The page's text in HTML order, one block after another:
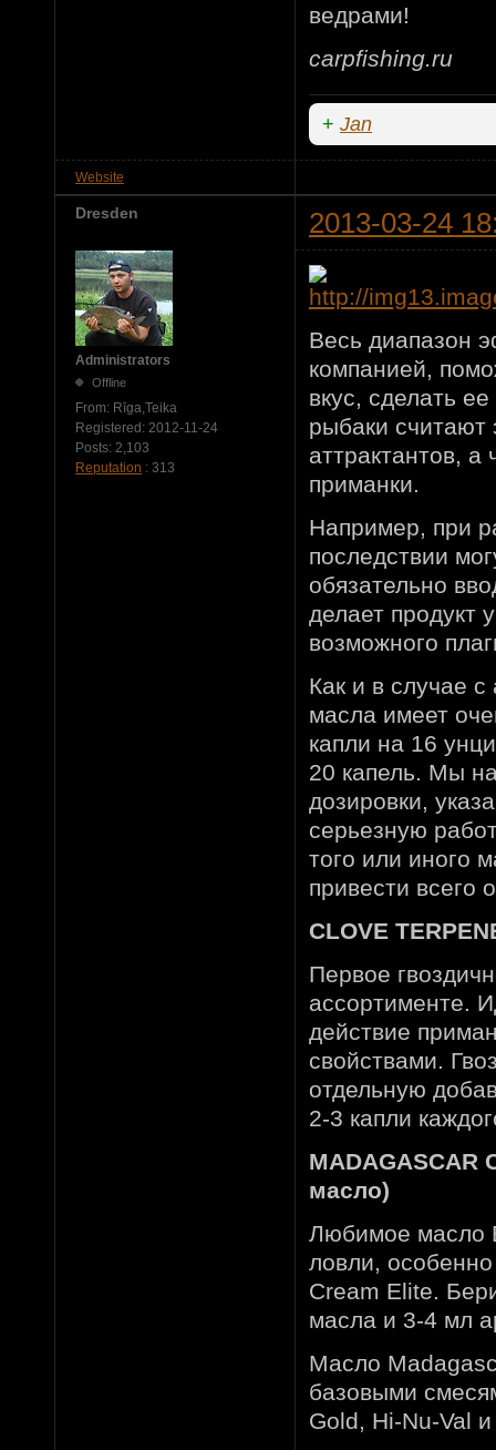
ведрами!
carpfishing.ru
+ Jan
Website
Dresden 2013-03-24
Administrators
Offline
From: Rīga,Teika
Registered: 2012-11-24
Posts: 2,103
Reputation : 313
Весь диапазон
компанией,
вкус, сделать
рыбаки
аттрактантов,
приманки.
Например, при
последствии
обязательно
делает продукт
возможного
Как и в случае
масла имеет
капли на 16
20 капель. Мы
дозировки,
серьезную
того или иного
привести всего
CLOVE
Первое
ассортименте.
действие
свойствами.
отдельную
2-3 капли
MADAGASCAR
масло)
Любимое масло
ловли,
Cream Elite.
масла и 3-4 мл
Масло
базовыми
Gold, Hi-Nu-Val